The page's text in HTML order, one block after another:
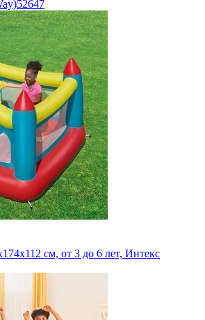
52647
см, от 3 до 6 лет, Интекс